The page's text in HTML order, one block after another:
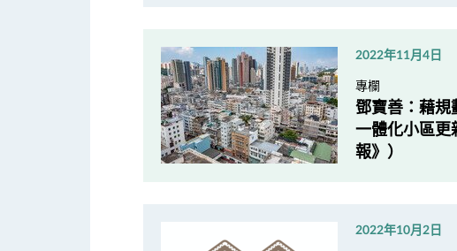
2022年11月4日
專欄
鄧寶善：藉規
一體化小區更
報》）
2022年10月2日